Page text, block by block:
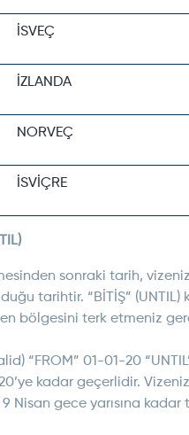
İSVEÇ
İZLANDA
NORVEÇ
İSVİÇRE
sonraki tarih,
tarihtir. “BİTİŞ”
bölgesini terk etmeniz
“FROM” 01-01-20
kadar geçerlidir.
Nisan gece yarısına kadar